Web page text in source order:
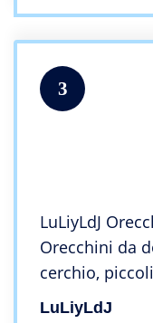
3
LuLiyLdJ
Orecchini da
cerchio,
ipoallergenici
LuLiyLdJ